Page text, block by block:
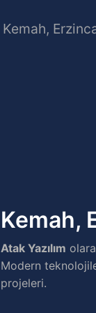
Kemah,
Kemah,
Atak Yazılım
Modern
projeleri.